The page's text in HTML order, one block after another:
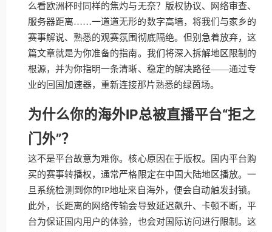
么看欧洲杯时同样的焦灼与无奈？版权协议、网络审查、
服务器距离……一道道无形的数字高墙，将我们与家乡的
赛事解说、熟悉的观赛氛围彻底隔绝。但别急着放弃，这
篇文章就是为你准备的指南。我们将深入拆解地区限制的
根源，并为你指明一条清晰、稳定的解决路径——通过专
业的回国加速器，重新连接那片熟悉的绿茵场。
为什么你的海外IP总被直播平台“拒之
门外”？
这不是平台故意为难你。核心原因在于版权。国内平台购
买的赛事转播权，通常严格限定在中国大陆地区播放。一
旦系统检测到你的IP地址来自海外，便会自动触发封锁。
此外，长距离的网络传输会导致延迟飙升、卡顿不断，平
台为保证国内用户的体验，也会对国际访问进行限制。这